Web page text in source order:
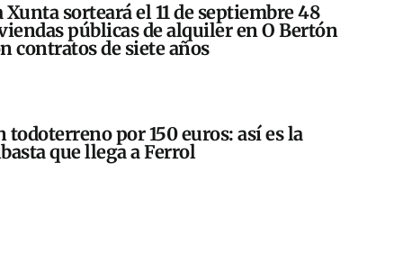
Xunta sorteará el 11 de septiembre 48
públicas de alquiler en O Bertón
contratos de siete años
todoterreno por 150 euros: así es la
que llega a Ferrol